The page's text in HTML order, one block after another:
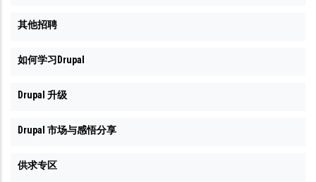
其他招聘
如何学习Drupal
Drupal 升级
Drupal 市场与感悟分享
供求专区